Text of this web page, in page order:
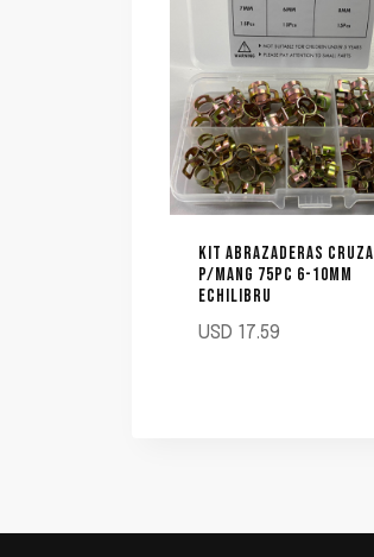
KIT ABRAZADERAS CRUZA
P/MANG 75PC 6-10MM
ECHILIBRU
USD 17.59